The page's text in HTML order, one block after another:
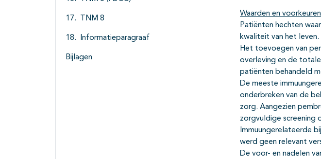
TNM 8
Informatieparagraaf
Bijlagen
Waarden en
Patiënten hechten
kwaliteit van het leven.
Het toevoegen van
overleving en de
patiënten behandeld
De meeste
onderbreken van de
zorg. Aangezien
zorgvuldige screening
Immuungerelateerde
werd geen relevant
De voor- en nadelen